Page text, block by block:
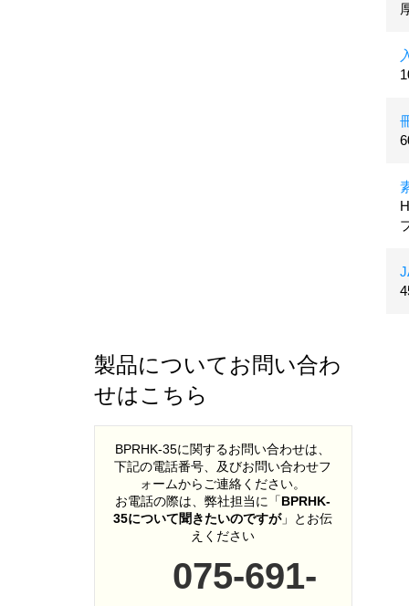
製品についてお問い合わ
せはこちら
BPRHK-35に関するお問い合わせは、
下記の電話番号、及びお問い合わせフ
ォームからご連絡ください。
お電話の際は、弊社担当に「BPRHK-
35について聞きたいのですが」とお伝
えください
075-691-